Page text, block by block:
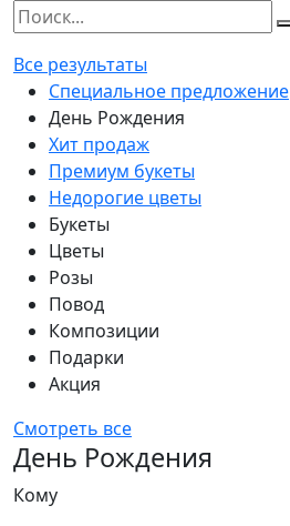
Все результаты
Специальное предложение
День Рождения
Хит продаж
Премиум букеты
Недорогие цветы
Букеты
Цветы
Розы
Повод
Композиции
Подарки
Акция
Смотреть все
День Рождения
Кому